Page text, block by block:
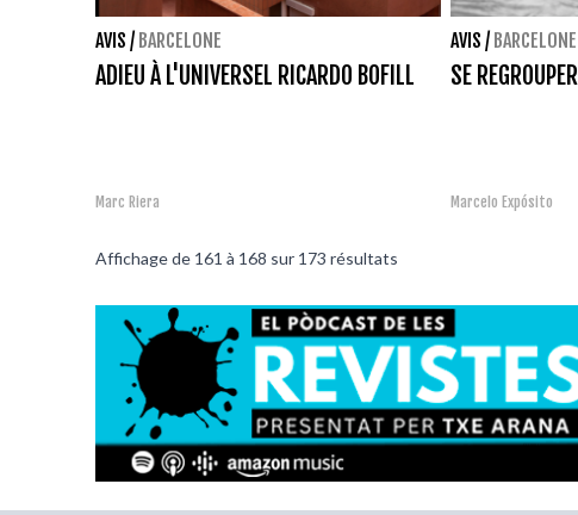
AVIS / BARCELONE
ADIEU À L'UNIVERSEL RICARDO BOFILL
Marc Riera
AVIS / BARCELONE
SE REGROUPER
Marcelo Expósito
Affichage de 161 à 168 sur 173 résultats